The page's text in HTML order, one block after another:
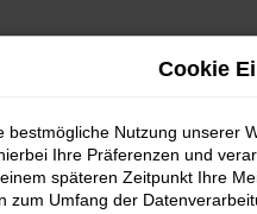
| Lieferservice nach Tübingen
Cookie
bestmögliche Nutzung unserer
Ihre Präferenzen und
späteren Zeitpunkt Ihre
zum Umfang der